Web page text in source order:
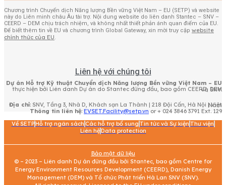
Chương trình Chuyển dịch Năng lượng Bền vững Việt Nam – EU (SETP) và website
này do Liên minh châu Âu tài trợ. Nội dung website do liên danh Stantec – SNV –
CEERD – DEM chịu trách nhiệm, và không nhất thiết phản ánh quan điểm của EU.
Để biết thêm tin về EU và chương trình Global Gateway, xin mời truy cập website
chính thức của EU.
Liên hệ với chúng tôi
Dự án Hỗ trợ Kỹ thuật Chuyển dịch Năng lượng Bền vững Việt Nam – EU
thực hiện bởi Liên danh Dự án do Stantec đứng đầu, bao gồm CEERD, DEM và SNV.
Địa chỉ
: SNV, Tầng 3, Nhà D, Khách sạn La Thành | 218 Đội Cấn, Hà Nội | Việt Nam
Thông tin liên hệ: EVSET.Facility@setp.vn or + 024 3846 3791 Ext. 129
Về SETPHỗ trợ ngân sách Các hỗ trợ bổ sung Tin tức và Sự kiện Thư viện
Liên hệData protection
Bảo mật dữ liệu
© – 2023 – Liên danh Dự án đứng đầu bởi Stantec, bao gồm Centre for
Energy Environment Resources Development (CEERD), Danish Energy
Management (DEM) và Tổ chức Phát triển Hà Lan SNV (SNV).